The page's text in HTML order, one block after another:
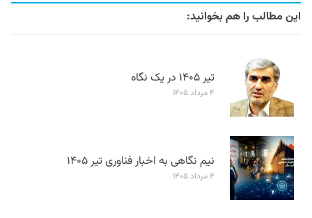
این مطالب را هم بخوانید:
تیر ۱۴۰۵ در یک نگاه
۴ مرداد ۱۴۰۵
نیم نگاهی به اخبار فناوری تیر ۱۴۰۵
۴ مرداد ۱۴۰۵